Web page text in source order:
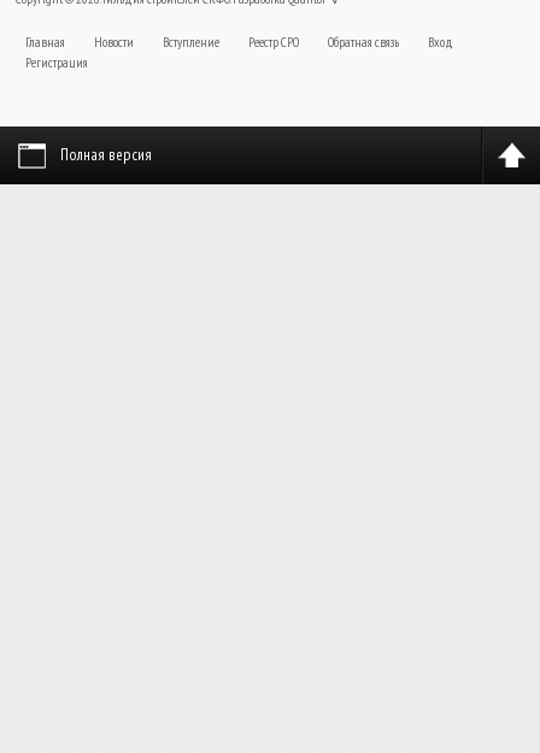
Главная Новости Вступление Реестр СРО Обратная связь
Вход
Регистрация
Полная версия